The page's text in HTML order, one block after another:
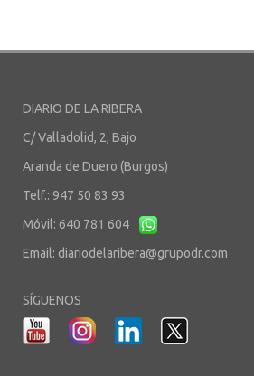
DIARIO DE LA RIBERA
C/ Valladolid, 2, Bajo
Aranda de Duero (Burgos)
Telf.: 947 50 83 93
Móvil: 640 781 604
Email: diariodelaribera@grupodr.com
SÍGUENOS